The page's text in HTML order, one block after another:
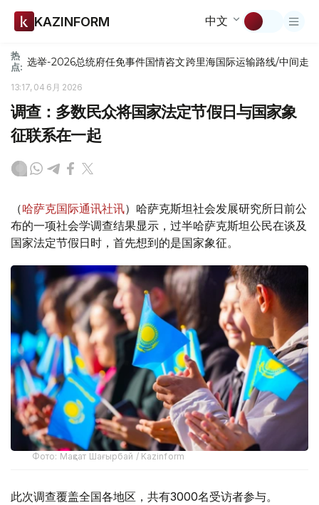
KAZINFORM 中文
热
点: 选举-2026总统府任免事件国情咨文跨里海国际运输路线/中间走廊
13:17, 04 6月 2026
调查：多数民众将国家法定节假日与国家象
征联系在一起
（哈萨克国际通讯社讯）哈萨克斯坦社会发展研究所日前公
布的一项社会学调查结果显示，过半哈萨克斯坦公民在谈及
国家法定节假日时，首先想到的是国家象征。
Фото: Мақсат Шағырбай / Kazinform
此次调查覆盖全国各地区，共有3000名受访者参与。